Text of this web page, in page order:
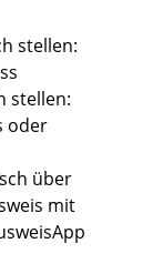
stellen:
stellen:
oder
über
mit